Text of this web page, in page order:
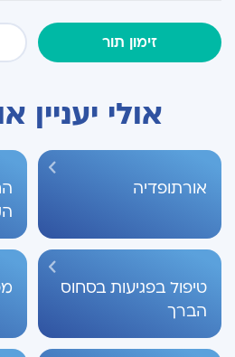
זימון תור
אולי יעניין
אורתופדיה
טיפול בפגיעות בסחוס
הברך